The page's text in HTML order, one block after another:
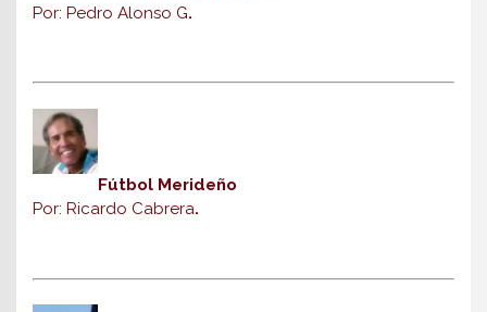
Por: Pedro Alonso G.
Fútbol Merideño
Por: Ricardo Cabrera.